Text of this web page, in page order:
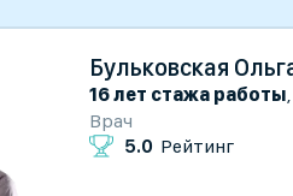
Бульковская
16 лет стажа работы,
Врач
5.0 Рейтинг